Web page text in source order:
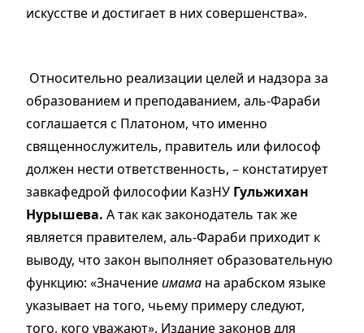
искусстве и достигает в них совершенства».
Относительно реализации целей и надзора за
образованием и преподаванием, аль-Фараби
соглашается с Платоном, что именно
священнослужитель, правитель или философ
должен нести ответственность, – констатирует
завкафедрой философии КазНУ Гульжихан
Нурышева. А так как законодатель так же
является правителем, аль-Фараби приходит к
выводу, что закон выполняет образовательную
функцию: «Значениеимама на арабском языке
указывает на того, чьему примеру следуют,
того, кого уважают». Издание законов для